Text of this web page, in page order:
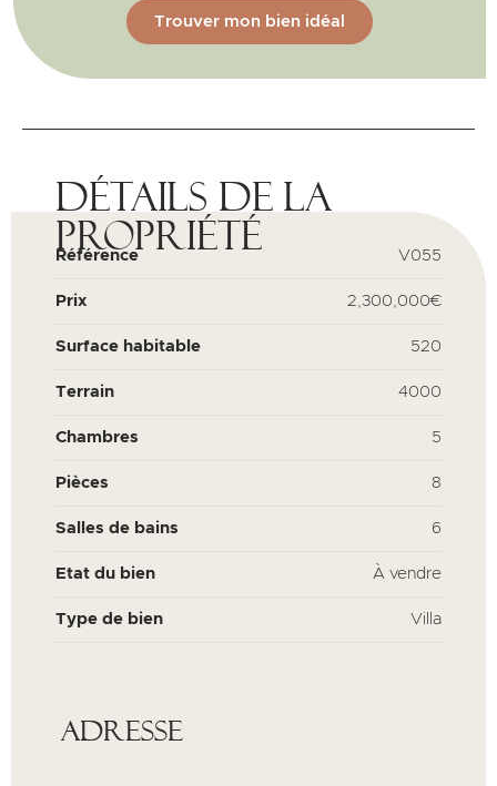
Trouver mon bien idéal
Détails de la
propriété
Référence V055
Prix 2,300,000€
Surface habitable 520
Terrain 4000
Chambres 5
Pièces 8
Salles de bains 6
Etat du bien À vendre
Type de bien Villa
Adresse